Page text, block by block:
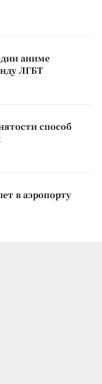
аниме
ЛГБТ
способ
в аэропорту